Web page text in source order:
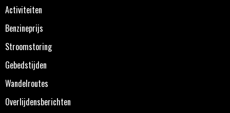
Activiteiten
Benzineprijs
Stroomstoring
Gebedstijden
Wandelroutes
Overlijdensberichten